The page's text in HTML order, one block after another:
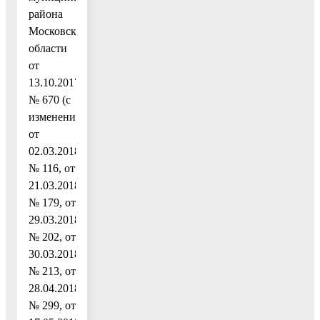
района
Московской
области
от
13.10.2017
№ 670 (с
изменениями
от
02.03.2018
№ 116, от
21.03.2018
№ 179, от
29.03.2018
№ 202, от
30.03.2018
№ 213, от
28.04.2018
№ 299, от